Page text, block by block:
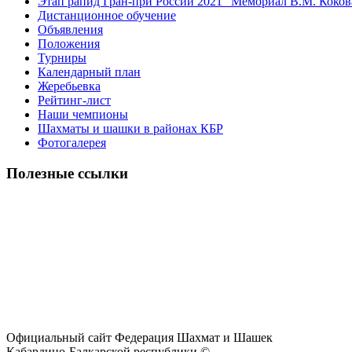
Дистанционное обучение
Объявления
Положения
Турниры
Календарный план
Жеребьевка
Рейтинг-лист
Наши чемпионы
Шахматы и шашки в районах КБР
Фотогалерея
Полезные ссылки
Официальный сайт Федерация Шахмат и Шашек